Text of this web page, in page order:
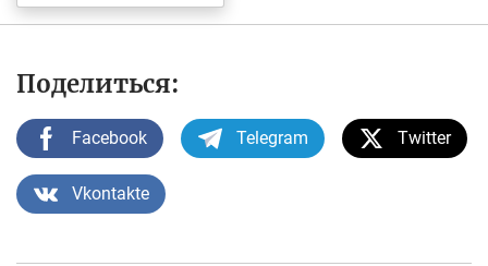
Поделиться:
Facebook Telegram Twitter
Vkontakte